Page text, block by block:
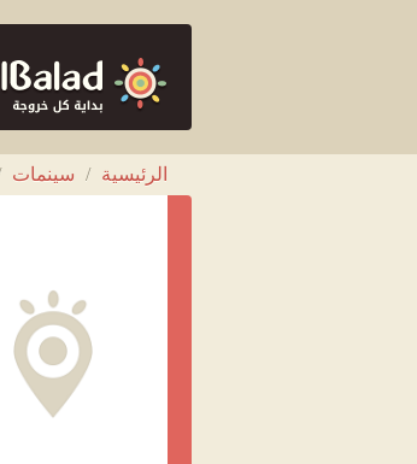
الرئيسية / سينمات